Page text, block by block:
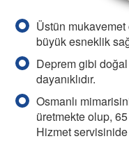
Üstün
büyük esneklik
Deprem gibi
dayanıklıdır.
Osmanlı
üretmekte olup,
Hizmet